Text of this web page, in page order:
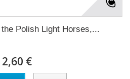
Polish Light Horses,...
2,60 €